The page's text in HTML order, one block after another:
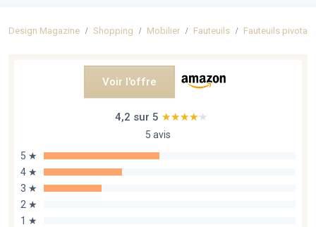
Design Magazine Shopping Mobilier Fauteuils Fauteuils
Voir l'offre
4,2 sur 5 ★★★★★
★★★★★
5 avis
5 ★
4 ★
3 ★
2 ★
1 ★